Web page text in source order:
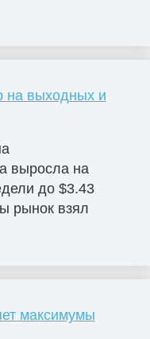
на выходных и
выросла на
до $3.43
рынок взял
максимумы